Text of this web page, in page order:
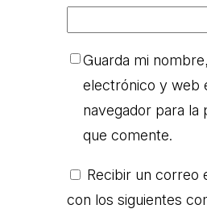
Guarda mi
electrónico y web
navegador para la
que comente.
Recibir un correo
con los siguientes